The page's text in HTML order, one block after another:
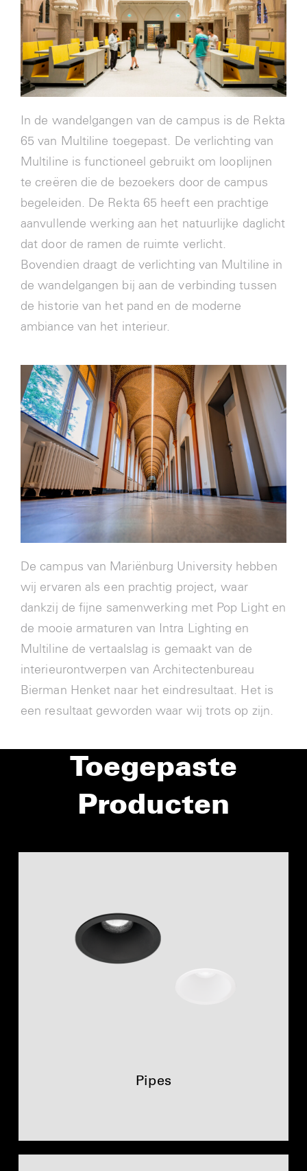
In de wandelgangen van de campus is de Rekta
65 van Multiline toegepast. De verlichting van
Multiline is functioneel gebruikt om looplijnen
te creëren die de bezoekers door de campus
begeleiden. De Rekta 65 heeft een prachtige
aanvullende werking aan het natuurlijke daglicht
dat door de ramen de ruimte verlicht.
Bovendien draagt de verlichting van Multiline in
de wandelgangen bij aan de verbinding tussen
de historie van het pand en de moderne
ambiance van het interieur.
De campus van Mariënburg University hebben
wij ervaren als een prachtig project, waar
dankzij de fijne samenwerking met Pop Light en
de mooie armaturen van Intra Lighting en
Multiline de vertaalslag is gemaakt van de
interieurontwerpen van Architectenbureau
Bierman Henket naar het eindresultaat. Het is
een resultaat geworden waar wij trots op zijn.
Toegepaste
Producten
Pipes